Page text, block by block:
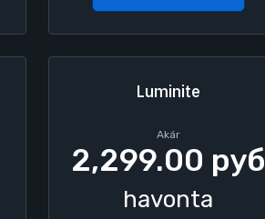
Luminite
Akár
2,299.00 руб
havonta